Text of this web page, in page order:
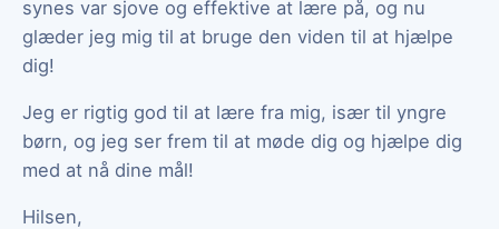
synes var sjove og effektive at lære på, og nu
glæder jeg mig til at bruge den viden til at hjælpe
dig!
Jeg er rigtig god til at lære fra mig, især til yngre
børn, og jeg ser frem til at møde dig og hjælpe dig
med at nå dine mål!
Hilsen,